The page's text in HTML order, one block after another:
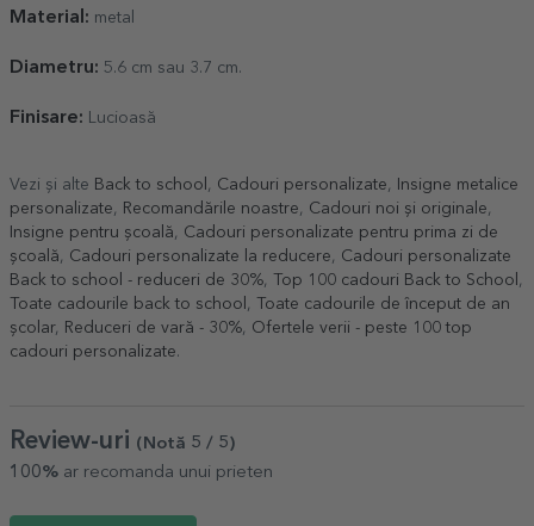
Material: metal
Diametru: 5.6 cm sau 3.7 cm.
Finisare: Lucioasă
Vezi și alte Back to school , Cadouri personalizate,
Insigne metalice
personalizate, Recomandările noastre, Cadouri noi și originale,
Insigne pentru școală, Cadouri personalizate pentru prima zi de
școală, Cadouri personalizate la reducere, Cadouri personalizate
Back to school - reduceri de 30%, Top 100 cadouri Back to School ,
Toate cadourile back to school ,
Toate cadourile de început de an
școlar, Reduceri de vară - 30%, Ofertele verii - peste 100 top
cadouri personalizate.
Review-uri (Notă 5 / 5 )
100% ar recomanda unui prieten